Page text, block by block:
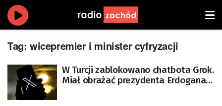
Tag: wicepremier i minister cyfryzacji
W Turcji zablokowano chatbota Grok.
Miał obrażać prezydenta Erdogana